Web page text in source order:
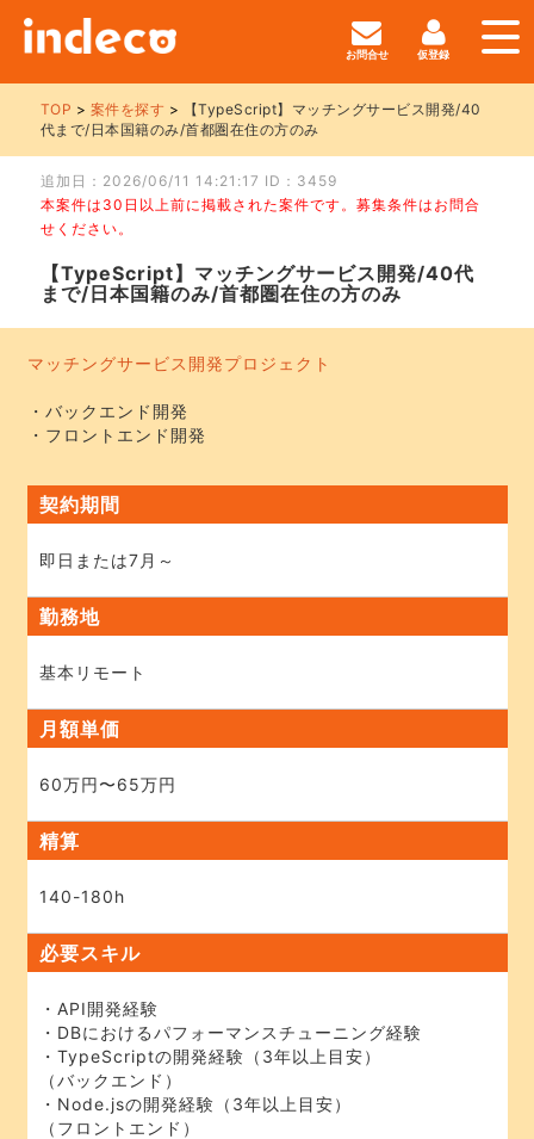
お問合せ 仮登録
TOP 案件を探す
【TypeScript】マッチングサービス開発/40
代まで/日本国籍のみ/首都圏在住の方のみ
追加日：2026/06/11 14:21:17 ID：3459
本案件は30日以上前に掲載された案件です。募集条件はお問合
せください。
【TypeScript】マッチングサービス開発/40代
まで/日本国籍のみ/首都圏在住の方のみ
マッチングサービス開発プロジェクト
・バックエンド開発
・フロントエンド開発
契約期間
即日または7月～
勤務地
基本リモート
月額単価
60万円〜65万円
精算
140-180h
必要スキル
・API開発経験
・DBにおけるパフォーマンスチューニング経験
・TypeScriptの開発経験（3年以上目安）
（バックエンド）
・Node.jsの開発経験（3年以上目安）
（フロントエンド）